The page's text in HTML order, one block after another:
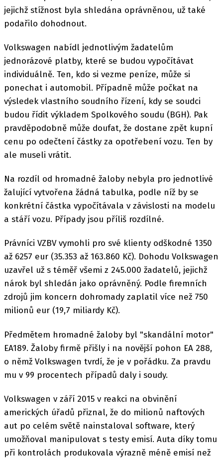
jejichž stížnost byla shledána oprávněnou, už také
podařilo dohodnout.
Volkswagen nabídl jednotlivým žadatelům
jednorázové platby, které se budou vypočítávat
individuálně. Ten, kdo si vezme peníze, může si
ponechat i automobil. Případně může počkat na
výsledek vlastního soudního řízení, kdy se soudci
budou řídit výkladem Spolkového soudu (BGH). Pak
pravděpodobně může doufat, že dostane zpět kupní
cenu po odečtení částky za opotřebení vozu. Ten by
ale museli vrátit.
Na rozdíl od hromadné žaloby nebyla pro jednotlivé
žalující vytvořena žádná tabulka, podle níž by se
konkrétní částka vypočítávala v závislosti na modelu
a stáří vozu. Případy jsou příliš rozdílné.
Právníci VZBV vymohli pro své klienty odškodné 1350
až 6257 eur (35.353 až 163.860 Kč). Dohodu Volkswagen
uzavřel už s téměř všemi z 245.000 žadatelů, jejichž
nárok byl shledán jako oprávněný. Podle firemních
zdrojů jim koncern dohromady zaplatil více než 750
milionů eur (19,7 miliardy Kč).
Předmětem hromadné žaloby byl "skandální motor"
EA189. Žaloby firmě přišly i na novější pohon EA 288,
o němž Volkswagen tvrdí, že je v pořádku. Za pravdu
mu v 99 procentech případů daly i soudy.
Volkswagen v září 2015 v reakci na obvinění
amerických úřadů přiznal, že do milionů naftových
aut po celém světě nainstaloval software, který
umožňoval manipulovat s testy emisí. Auta díky tomu
při kontrolách produkovala výrazně méně emisí než